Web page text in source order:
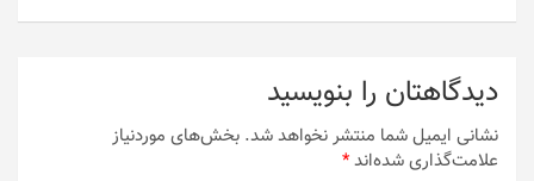
دیدگاهتان را بنویسید
نشانی ایمیل شما منتشر نخواهد شد. بخش‌های موردنیاز
علامت‌گذاری شده‌اند*